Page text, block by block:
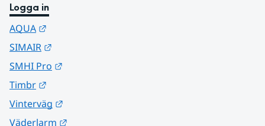
Logga in
AQUA
SIMAIR
SMHI Pro
Timbr
Vinterväg
Väderlarm